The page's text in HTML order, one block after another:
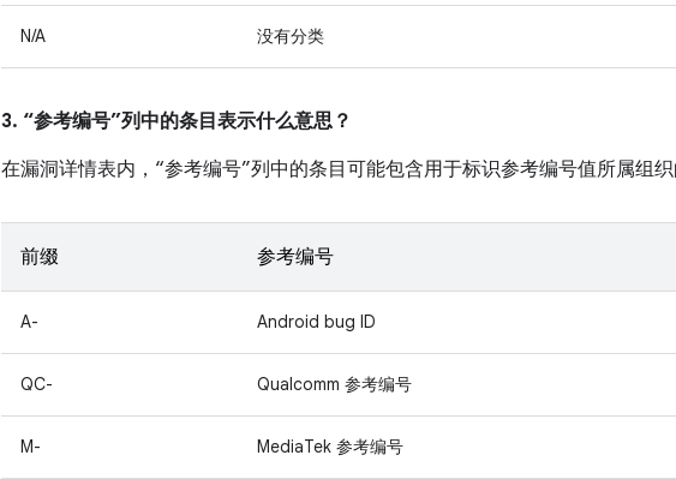
N/A 没有分类
3. “参考编号”列中的条目表示什么意思？
在漏洞详情表内，“参考编号”列中的条目可能包含用于标识参考编号值所属组
前缀 参考编号
A- Android bug ID
QC- Qualcomm 参考编号
M- MediaTek 参考编号